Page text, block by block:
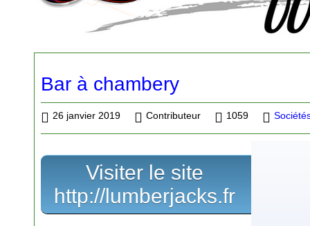
Bar à chambery
26 janvier 2019 Contributeur 1059
Visiter le site
http://lumberjacks.fr